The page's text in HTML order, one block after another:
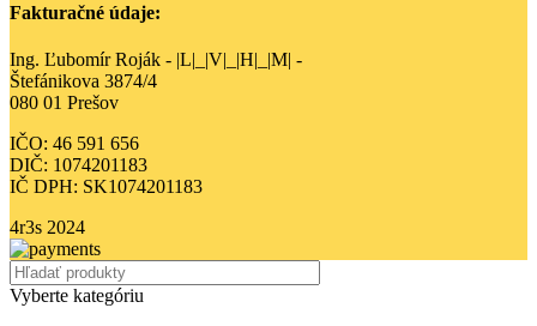
Fakturačné údaje:
Ing. Ľubomír Roják - |L|_|V|_|H|_|M| -
Štefánikova 3874/4
080 01 Prešov
IČO: 46 591 656
DIČ: 1074201183
IČ DPH: SK1074201183
4r3s 2024
Vyberte kategóriu